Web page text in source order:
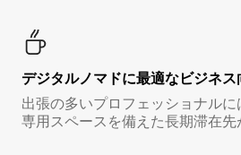
デジタルノマド⁠に最⁠適⁠なビ⁠ジ⁠ネ⁠
出張の多いプロフェッショナル
専用スペースを備えた長期滞在先